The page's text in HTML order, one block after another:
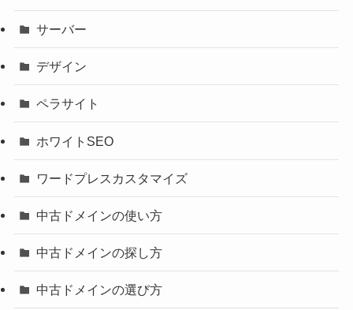
サーバー
デザイン
ペラサイト
ホワイトSEO
ワードプレスカスタマイズ
中古ドメインの使い方
中古ドメインの探し方
中古ドメインの選び方